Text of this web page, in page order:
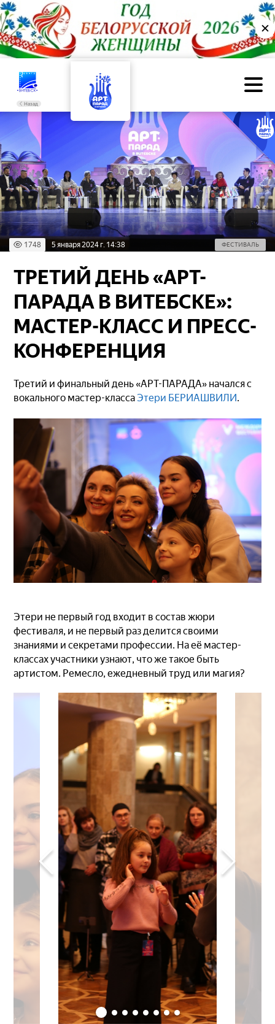
✕
Назад
1748 5 января 2024 г. 14:38 ФЕСТИВАЛЬ
ТРЕТИЙ ДЕНЬ «АРТ-
ПАРАДА В ВИТЕБСКЕ»:
МАСТЕР-КЛАСС И ПРЕСС-
КОНФЕРЕНЦИЯ
Третий и финальный день «АРТ-ПАРАДА» начался с
вокального мастер-класса Этери БЕРИАШВИЛИ.
Этери не первый год входит в состав жюри
фестиваля, и не первый раз делится своими
знаниями и секретами профессии. На её мастер-
классах участники узнают, что же такое быть
артистом. Ремесло, ежедневный труд или магия?